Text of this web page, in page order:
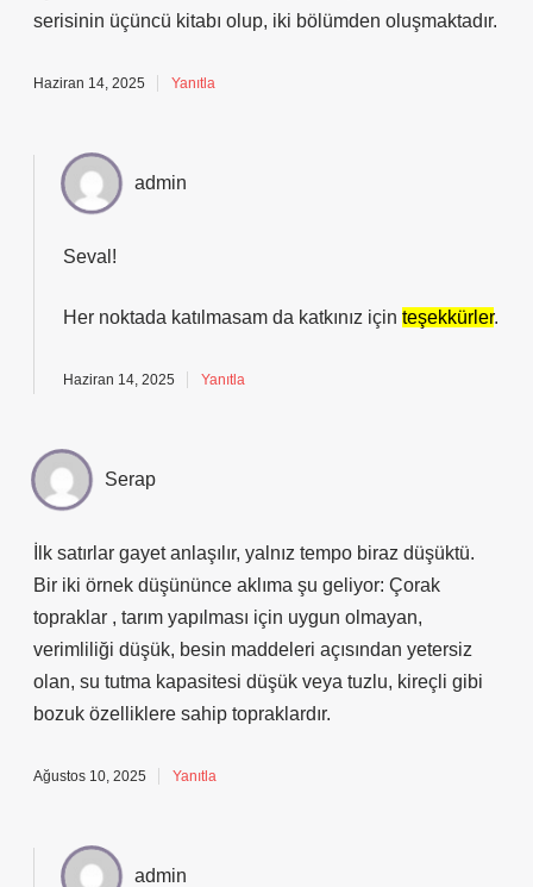
serisinin üçüncü kitabı olup, iki bölümden oluşmaktadır.
Haziran 14, 2025 Yanıtla
admin
Seval!
Her noktada katılmasam da katkınız için teşekkürler.
Haziran 14, 2025 Yanıtla
Serap
İlk satırlar gayet anlaşılır, yalnız tempo biraz düşüktü.
Bir iki örnek düşününce aklıma şu geliyor: Çorak
topraklar , tarım yapılması için uygun olmayan,
verimliliği düşük, besin maddeleri açısından yetersiz
olan, su tutma kapasitesi düşük veya tuzlu, kireçli gibi
bozuk özelliklere sahip topraklardır.
Ağustos 10, 2025 Yanıtla
admin